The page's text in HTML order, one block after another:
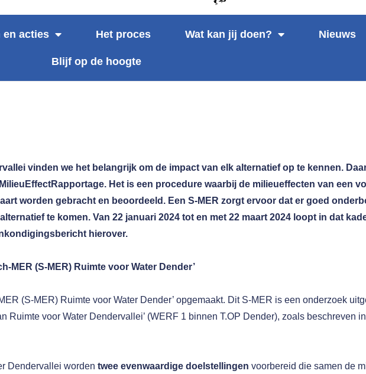
en acties Het proces Wat kan jij doen? Nieuws
Blijf op de hoogte
vinden we het belangrijk om de impact van elk alternatief op te kennen.
Het is een procedure waarbij de milieueffecten van een
worden gebracht en beoordeeld. Een S-MER zorgt ervoor dat er goed
te komen. Van 22 januari 2024 tot en met 22 maart 2024 loopt in dat
hierover.
(S-MER) Ruimte voor Water Dender’
(S-MER) Ruimte voor Water Dender’ opgemaakt. Dit S-MER is een onderzoek
Ruimte voor Water Dendervallei’ (WERF 1 binnen T.OP Dender), zoals beschreven
Dendervallei worden twee evenwaardige doelstellingen voorbereid die samen de